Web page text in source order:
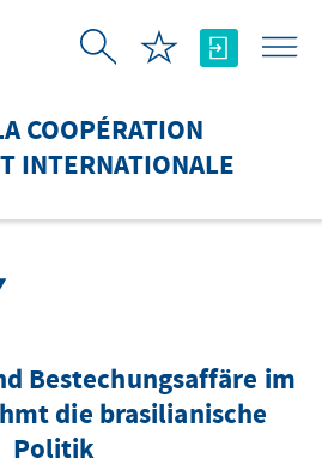
COOPÉRATION
INTERNATIONALE
Bestechungsaffäre im
die brasilianische
Politik